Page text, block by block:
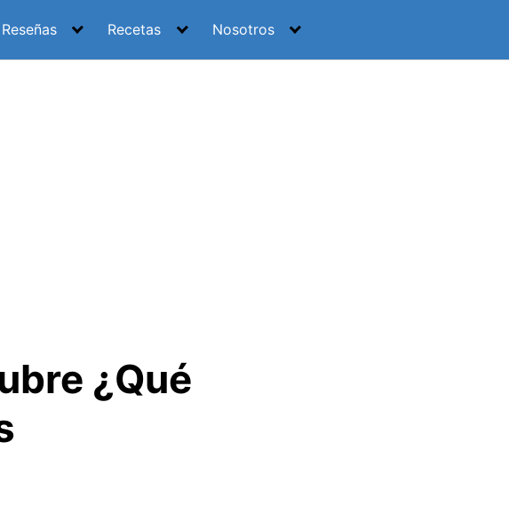
Reseñas Recetas Nosotros
¿Qué